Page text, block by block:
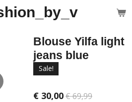
Blouse Yilfa light
jeans blue
Sale!
€ 30,00€ 69,99